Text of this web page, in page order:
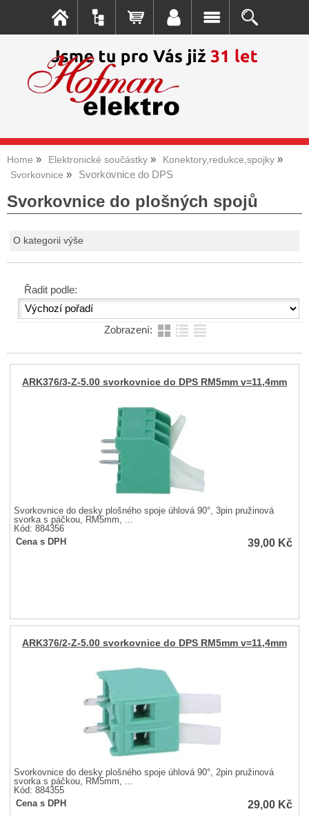
Home Elektronické součástky
Konektory,redukce,spojky
Svorkovnice
Svorkovnice do DPS
Svorkovnice do plošných spojů
O kategorii výše
Řadit podle:
Zobrazení:
ARK376/3-Z-5.00 svorkovnice do DPS RM5mm v=11,4mm
Svorkovnice do desky plošného spoje úhlová 90°, 3pin pružinová
svorka s páčkou, RM5mm, ...
Kód: 884356
Cena s DPH
39,00 Kč
ARK376/2-Z-5.00 svorkovnice do DPS RM5mm v=11,4mm
Svorkovnice do desky plošného spoje úhlová 90°, 2pin pružinová
svorka s páčkou, RM5mm, ...
Kód: 884355
Cena s DPH
29,00 Kč